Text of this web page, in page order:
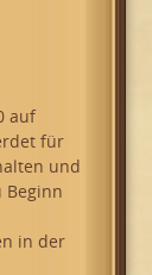
auf
für
und
Beginn
in der